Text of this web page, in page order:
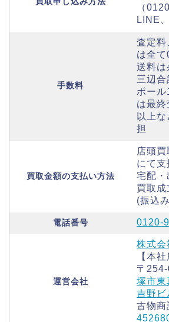
（
LINE
手数料
査定料
は全て
送料は
三辺
ボール
は最終
以上
担
買取金額の支払い方法
店頭
にて支
宅配・
買取成
(振込
電話番号 0120-
運営会社
株式会
【本
〒
塚市東
吉野ビ
古物商